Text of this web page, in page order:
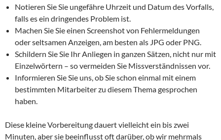
Notieren Sie Sie ungefähre Uhrzeit und Datum des Vorfalls,
falls es ein dringendes Problem ist.
Machen Sie Sie einen Screenshot von Fehlermeldungen
oder seltsamen Anzeigen, am besten als JPG oder PNG.
Schildern Sie Sie Ihr Anliegen in ganzen Sätzen, nicht nur mit
Einzelwörtern – so vermeiden Sie Missverständnissen vor.
Informieren Sie Sie uns, ob Sie schon einmal mit einem
bestimmten Mitarbeiter zu diesem Thema gesprochen
haben.
Diese kleine Vorbereitung dauert vielleicht ein bis zwei
Minuten, aber sie beeinflusst oft darüber, ob wir mehrmals